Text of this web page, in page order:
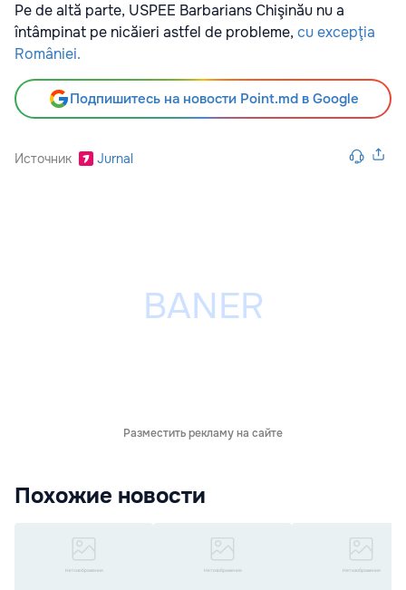
Pe de altă parte, USPEE Barbarians Chişinău nu a
întâmpinat pe nicăieri astfel de probleme, cu excepţia
României.
Подпишитесь на новости Point.md в Google
Источник Jurnal
Разместить рекламу на сайте
Похожие новости